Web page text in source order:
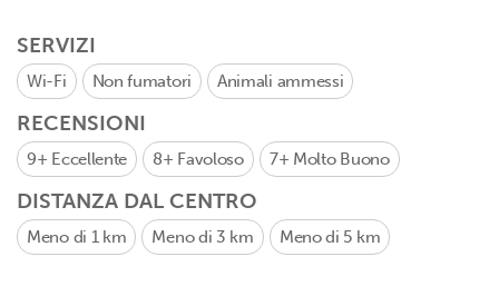
SERVIZI
Wi-Fi Non fumatori Animali ammessi
RECENSIONI
9+ Eccellente 8+ Favoloso 7+ Molto Buono
DISTANZA DAL CENTRO
Meno di 1 km Meno di 3 km Meno di 5 km